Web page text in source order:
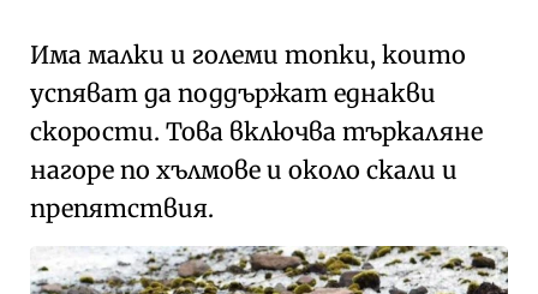
Има малки и големи топки, които
успяват да поддържат еднакви
скорости. Това включва търкаляне
нагоре по хълмове и около скали и
препятствия.